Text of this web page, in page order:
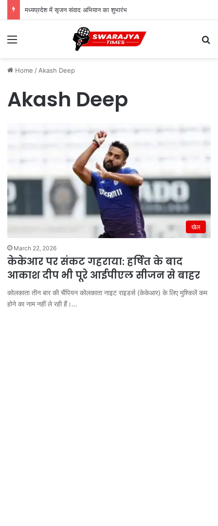
मध्यप्रदेश में सृजन संवाद अभियान का शुभारंभ
Menu
Home / Akash Deep
Akash Deep
खेल
March 22, 2026
केकेआर पर संकट गहराया: हर्षित के बाद
आकाश दीप भी पूरे आईपीएल सीजन से बाहर
कोलकाता तीन बार की चैंपियन कोलकाता नाइट राइडर्स (केकेआर) के लिए मुश्किलें कम
होने का नाम नहीं ले रही हैं।…